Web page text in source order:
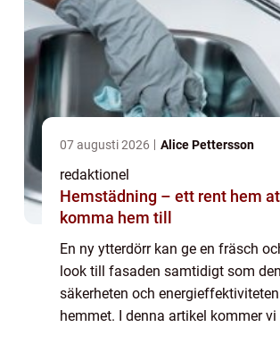
07 augusti 2026 Alice Pettersson
redaktionel
Hemstädning – ett rent hem
komma hem till
En ny ytterdörr kan ge en fräsch
look till fasaden samtidigt som
säkerheten och
hemmet. I denna artikel kommer